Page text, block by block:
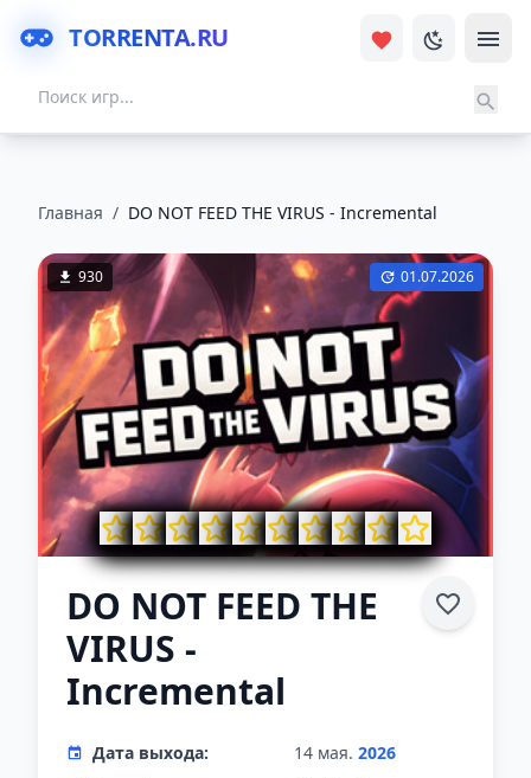
TORRENTA.RU
Главная / DO NOT FEED THE VIRUS - Incremental
930 01.07.2026
DO NOT FEED THE
VIRUS -
Incremental
Дата выхода: 14 мая. 2026